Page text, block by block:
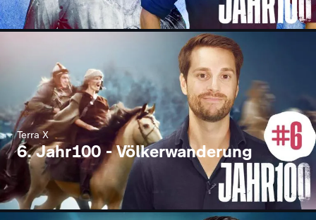
Terra X
6. Jahr100 - Völkerwanderung